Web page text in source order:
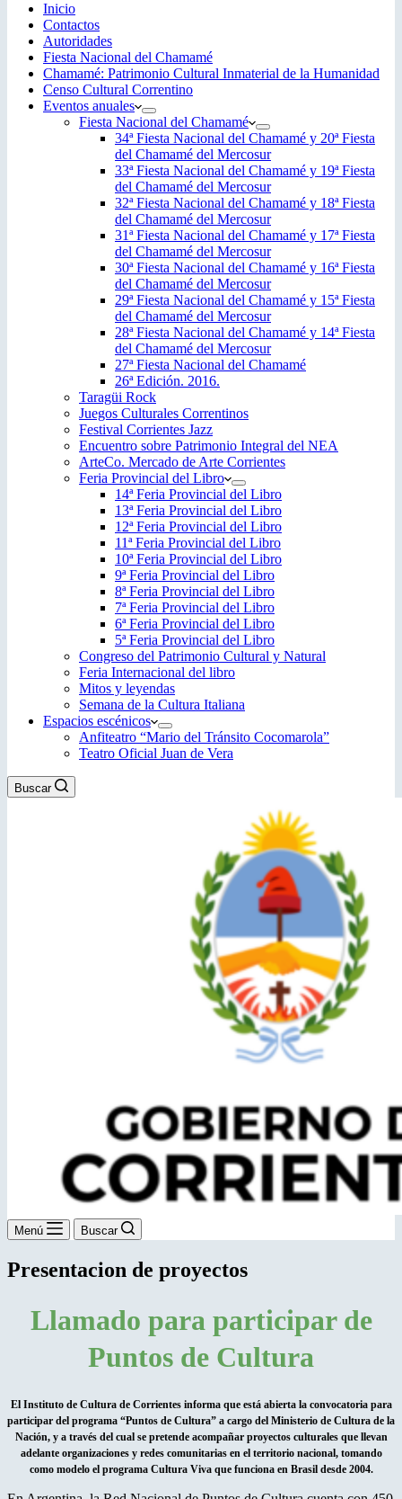
Inicio
Contactos
Autoridades
Fiesta Nacional del Chamamé
Chamamé: Patrimonio Cultural Inmaterial de la Humanidad
Censo Cultural Correntino
Eventos anuales
Fiesta Nacional del Chamamé
34ª Fiesta Nacional del Chamamé y 20ª Fiesta
del Chamamé del Mercosur
33ª Fiesta Nacional del Chamamé y 19ª Fiesta
del Chamamé del Mercosur
32ª Fiesta Nacional del Chamamé y 18ª Fiesta
del Chamamé del Mercosur
31ª Fiesta Nacional del Chamamé y 17ª Fiesta
del Chamamé del Mercosur
30ª Fiesta Nacional del Chamamé y 16ª Fiesta
del Chamamé del Mercosur
29ª Fiesta Nacional del Chamamé y 15ª Fiesta
del Chamamé del Mercosur
28ª Fiesta Nacional del Chamamé y 14ª Fiesta
del Chamamé del Mercosur
27ª Fiesta Nacional del Chamamé
26ª Edición. 2016.
Taragüi Rock
Juegos Culturales Correntinos
Festival Corrientes Jazz
Encuentro sobre Patrimonio Integral del NEA
ArteCo. Mercado de Arte Corrientes
Feria Provincial del Libro
14ª Feria Provincial del Libro
13ª Feria Provincial del Libro
12ª Feria Provincial del Libro
11ª Feria Provincial del Libro
10ª Feria Provincial del Libro
9ª Feria Provincial del Libro
8ª Feria Provincial del Libro
7ª Feria Provincial del Libro
6ª Feria Provincial del Libro
5ª Feria Provincial del Libro
Congreso del Patrimonio Cultural y Natural
Feria Internacional del libro
Mitos y leyendas
Semana de la Cultura Italiana
Espacios escénicos
Anfiteatro “Mario del Tránsito Cocomarola”
Teatro Oficial Juan de Vera
Buscar
Menú Buscar
Presentacion de proyectos
Llamado para participar de
Puntos de Cultura
El Instituto de Cultura de Corrientes informa que está abierta la convocatoria para
participar del programa “Puntos de Cultura” a cargo del Ministerio de Cultura de la
Nación, y a través del cual se pretende acompañar proyectos culturales que llevan
adelante organizaciones y redes comunitarias en el territorio nacional, tomando
como modelo el programa Cultura Viva que funciona en Brasil desde 2004.